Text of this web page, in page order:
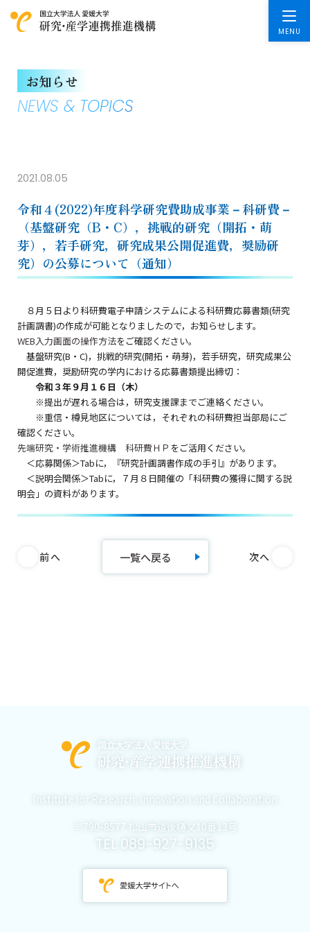
お知らせ
NEWS & TOPICS
2021.08.05
令和４(2022)年度科学研究費助成事業－科研費－
（基盤研究（B・C），挑戦的研究（開拓・萌
芽），若手研究，研究成果公開促進費，奨励研
究）の公募について（通知）
８月５日より科研費電子申請システムによる科研費応募書類(研究
計画調書)の作成が可能となりましたので，お知らせします。
WEB入力画面の操作方法をご確認ください。
基盤研究(B・C)，挑戦的研究(開拓・萌芽)，若手研究，研究成果公
開促進費，奨励研究の学内における応募書類提出締切：
令和３年９月１６日（木）
※提出が遅れる場合は，研究支援課までご連絡ください。
※重信・樽見地区については，それぞれの科研費担当部局にご
確認ください。
先端研究・学術推進機構 科研費ＨＰ をご活用ください。
＜応募関係＞Tabに，『研究計画調書作成の手引』があります。
＜説明会関係＞Tabに，７月８日開催の「科研費の獲得に関する説
明会」の資料があります。
前へ 一覧へ戻る 次へ
Institute for Research,
Innovation and Collaboration
〒790-8577 松山市道後樋又10番13号
TEL 089-927-9135